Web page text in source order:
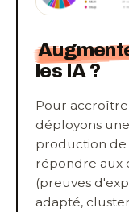
les IA ?
Pour accroître
déployons
production
répondre aux
(preuves
adapté,